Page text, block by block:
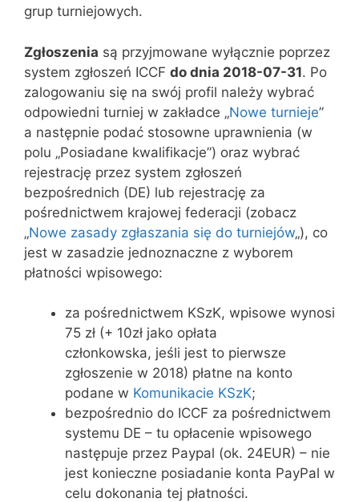
grup turniejowych.
Zgłoszenia są przyjmowane wyłącznie poprzez
system zgłoszeń ICCF do dnia 2018-07-31. Po
zalogowaniu się na swój profil należy wybrać
odpowiedni turniej w zakładce „Nowe turnieje”
a następnie podać stosowne uprawnienia (w
polu „Posiadane kwalifikacje”) oraz wybrać
rejestrację przez system zgłoszeń
bezpośrednich (DE) lub rejestrację za
pośrednictwem krajowej federacji (zobacz
„Nowe zasady zgłaszania się do turniejów„), co
jest w zasadzie jednoznaczne z wyborem
płatności wpisowego:
za pośrednictwem KSzK, wpisowe wynosi
75 zł (+ 10zł jako opłata
członkowska, jeśli jest to pierwsze
zgłoszenie w 2018) płatne na konto
podane w Komunikacie KSzK;
bezpośrednio do ICCF za pośrednictwem
systemu DE – tu opłacenie wpisowego
następuje przez Paypal (ok. 24EUR) – nie
jest konieczne posiadanie konta PayPal w
celu dokonania tej płatności.